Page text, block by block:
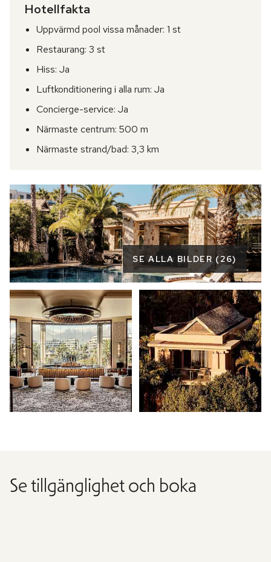
Hotellfakta
Uppvärmd pool vissa månader 1 st
Restaurang 3 st
Hiss Ja
Luftkonditionering i alla rum Ja
Concierge-service Ja
Närmaste centrum 500 m
Närmaste strand/bad 3,3 km
SE ALLA BILDER (26)
Se tillgänglighet och boka